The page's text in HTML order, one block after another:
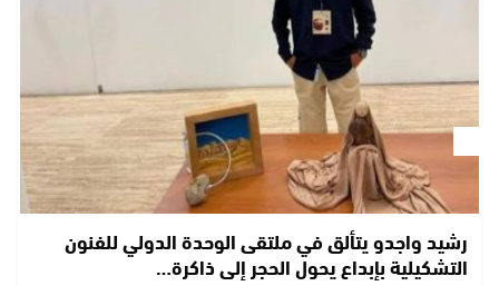
رشيد واجدو يتألق في ملتقى الوحدة الدولي للفنون
التشكيلية بإبداع يحول الحجر إلى ذاكرة…